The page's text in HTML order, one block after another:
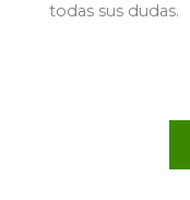
todas sus dudas.